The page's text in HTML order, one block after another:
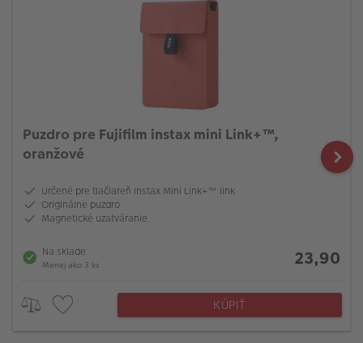
Puzdro pre Fujifilm instax mini Link+™,
oranžové
Určené pre tlačiareň Instax Mini Link+™ link
Originálne puzdro
Magnetické uzatváranie
Na sklade
Menej ako 3 ks 23,90
KÚPIŤ